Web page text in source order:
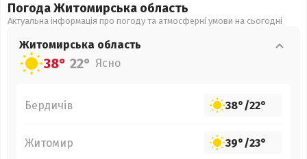
Погода Житомирська область
Актуальна інформація про погоду та атмосферні умови на сьогодні
Житомирська область
38° 22° Ясно
Бердичів 38°/22°
Житомир 39°/23°